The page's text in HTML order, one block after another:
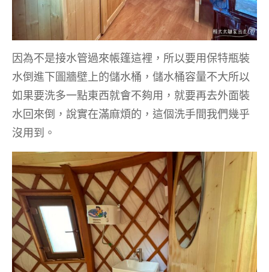
因為不是接水管過來帳篷這裡，所以要用保特瓶裝
水倒進下圖牆壁上的儲水桶，儲水桶容量不大所以
如果要洗多一點東西就會不夠用，就要再去外面裝
水回來倒，說實在滿麻煩的，這個洗手間我們幾乎
沒用到。